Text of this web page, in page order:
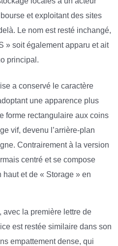
et exploitant des sites
Le nom est resté inchangé,
» soit également apparu et ait
principal.
a conservé le caractère
une apparence plus
forme rectangulaire aux coins
vif, devenu l’arrière-plan
Contrairement à la version
centré et se compose
et de « Storage » en
avec la première lettre de
est restée similaire dans son
empattement dense, qui